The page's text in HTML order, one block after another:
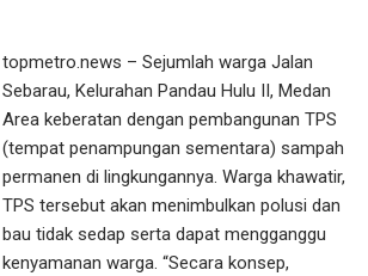
topmetro.news – Sejumlah warga Jalan
Sebarau, Kelurahan Pandau Hulu II, Medan
Area keberatan dengan pembangunan TPS
(tempat penampungan sementara) sampah
permanen di lingkungannya. Warga khawatir,
TPS tersebut akan menimbulkan polusi dan
bau tidak sedap serta dapat mengganggu
kenyamanan warga. “Secara konsep,